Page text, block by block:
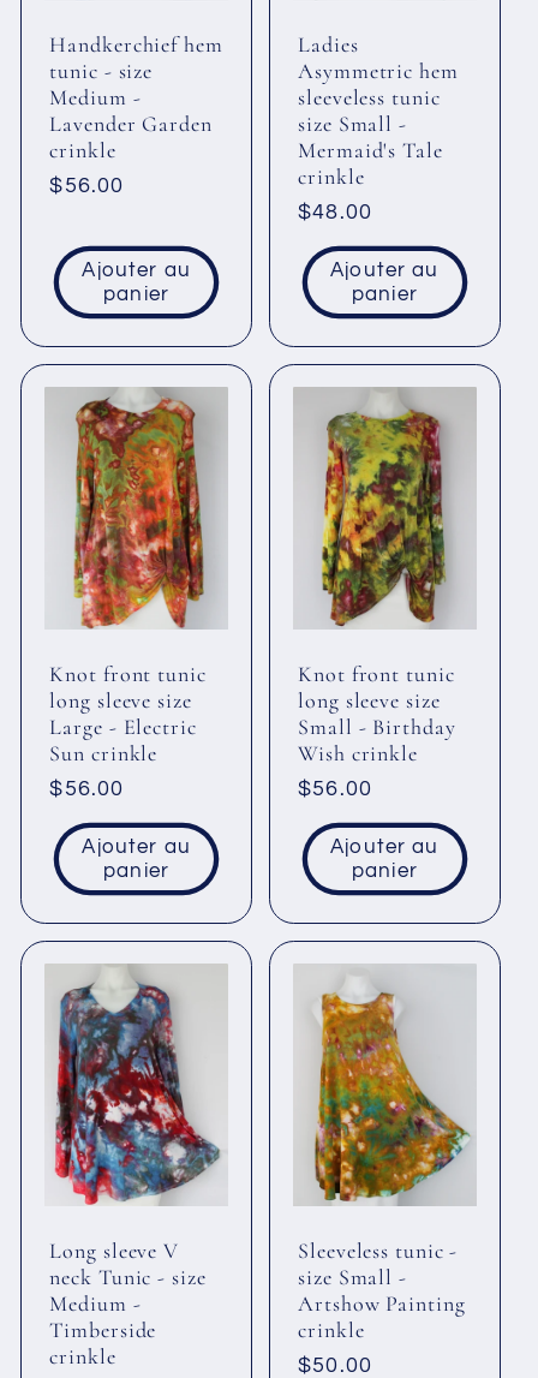
Handkerchief hem
tunic - size
Medium -
Lavender Garden
crinkle
Prix
$56.00
Ajouter au
panier
Ladies
Asymmetric hem
sleeveless tunic
size Small -
Mermaid's Tale
crinkle
Prix
habituel
$48.00
Ajouter au
panier
Knot front tunic
long sleeve size
Large - Electric
Sun crinkle
Prix
habituel
$56.00
Ajouter au
panier
Knot front tunic
long sleeve size
Small - Birthday
Wish crinkle
Prix
habituel
$56.00
Ajouter au
panier
Long sleeve V
neck Tunic - size
Medium -
Timberside
crinkle
Sleeveless tunic -
size Small -
Artshow Painting
crinkle
Prix
$50.00